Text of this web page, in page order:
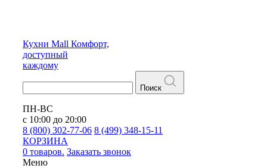
Кухни Mall Комфорт,
доступный
каждому
Поиск
ПН-ВС
с 10:00 до 20:00
8 (800) 302-77-06 8 (499) 348-15-11
КОРЗИНА
0 товаров. Заказать звонок
Меню